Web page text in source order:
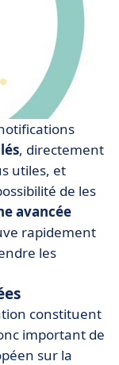
, directement
utiles, et
de les
avancée
rapidement
les
constituent
important de
sur la